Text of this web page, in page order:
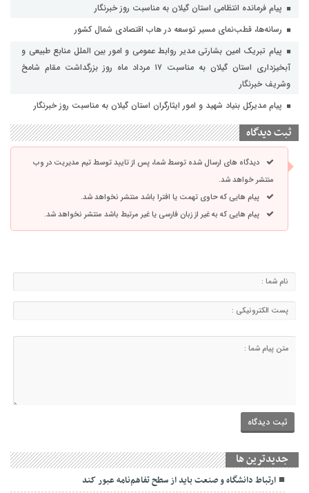
پیام فرمانده انتظامی استان گیلان به مناسبت روز خبرنگار
رسانه‌ها، قطب‌نمای مسیر توسعه در هاب اقتصادی شمال كشور
پیام تبریک امین بشارتی مدیر روابط عمومی و امور بین الملل منابع طبیعی و
آبخیزداری استان گیلان به مناسبت ۱۷ مرداد ماه روز بزرگداشت مقام شامخ
وشریف خبرنگار
پیام مدیرکل بنیاد شهید و امور ایثارگران استان گیلان به مناسبت روز خبرنگار
ثبت دیدگاه
دیدگاه های ارسال شده توسط شما، پس از تایید توسط تیم مدیریت در وب
منتشر خواهد شد.
پیام هایی که حاوی تهمت یا افترا باشد منتشر نخواهد شد.
پیام هایی که به غیر از زبان فارسی یا غیر مرتبط باشد منتشر نخواهد شد.
جديدترين ها
ارتباط دانشگاه و صنعت باید از سطح تفاهم‌نامه عبور کند